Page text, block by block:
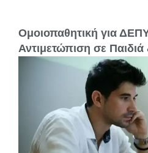
Ομοιοπαθητική για
Αντιμετώπιση σε Παιδιά